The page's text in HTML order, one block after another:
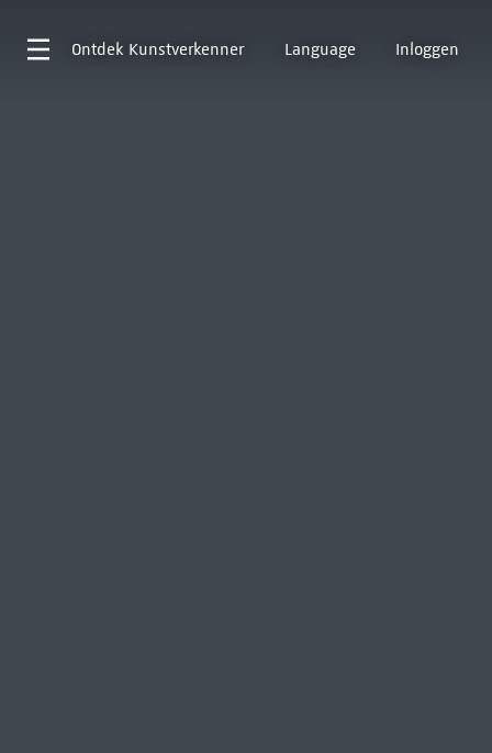
Ontdek Kunstverkenner Language Inloggen